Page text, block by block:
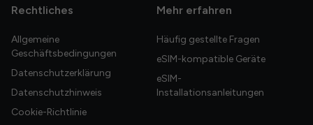
Rechtliches
Allgemeine
Geschäftsbedingungen
Datenschutzerklärung
Datenschutzhinweis
Cookie-Richtlinie
Mehr erfahren
Häufig gestellte Fragen
eSIM-kompatible Geräte
eSIM-
Installationsanleitungen